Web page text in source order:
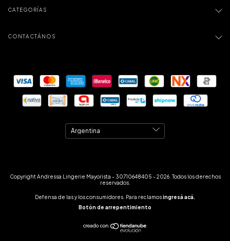
CATEGORÍAS
CONTACTÁNOS
Copyright Andressa Lingerie Mayorista - 30710648405 - 2026. Todos los derechos
reservados.
Defensa de las y los consumidores. Para reclamosingresá acá.
Botón de arrepentimiento